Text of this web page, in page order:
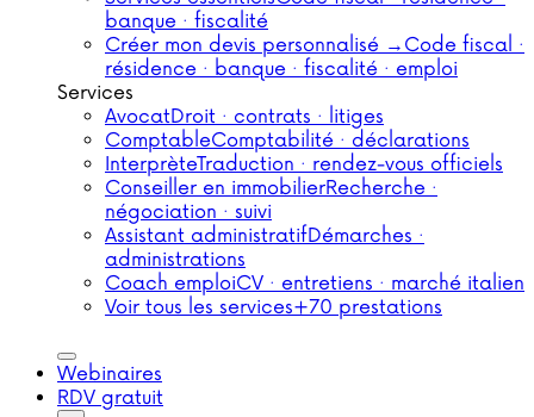
banque · fiscalité
Créer mon devis personnalisé → Code fiscal ·
résidence · banque · fiscalité · emploi
Services
AvocatDroit · contrats · litiges
ComptableComptabilité · déclarations
InterprèteTraduction · rendez-vous officiels
Conseiller en immobilierRecherche ·
négociation · suivi
Assistant administratifDémarches ·
administrations
Coach emploiCV · entretiens · marché italien
Voir tous les services+70 prestations
Webinaires
RDV gratuit